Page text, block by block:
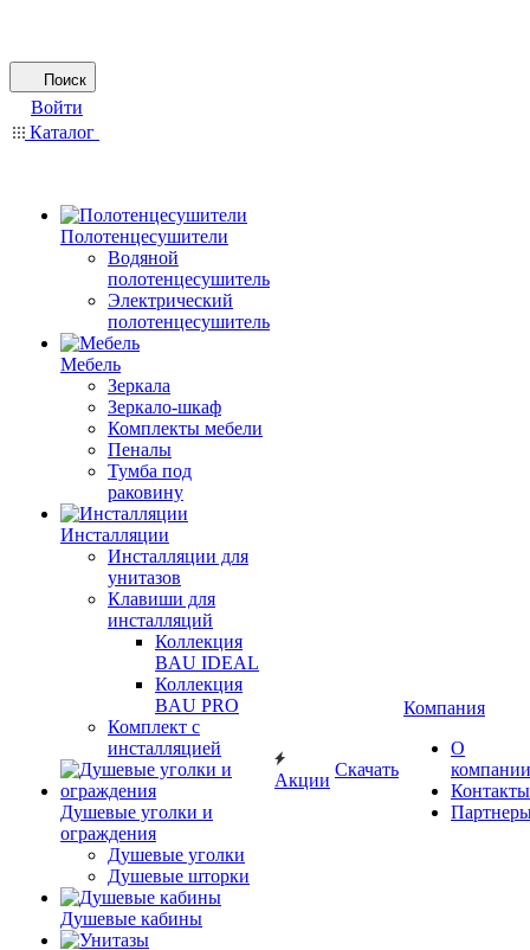
Поиск
Войти
Каталог
Полотенцесушители
Водяной
полотенцесушитель
Электрический
полотенцесушитель
Мебель
Зеркала
Зеркало-шкаф
Комплекты мебели
Пеналы
Тумба под
раковину
Инсталляции
Инсталляции для
унитазов
Клавиши для
инсталляций
Коллекция
BAU IDEAL
Коллекция
BAU PRO
Комплект с
инсталляцией
Душевые уголки и
ограждения
Душевые уголки
Душевые шторки
Душевые кабины
Акции
Скачать
Компания
О
компании
Контакты